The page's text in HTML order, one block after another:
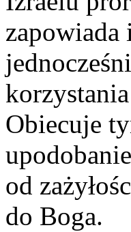
Obiecuje
od
do Boga.